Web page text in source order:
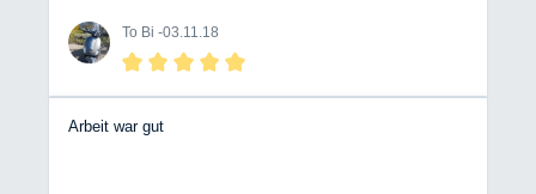
To Bi -03.11.18
Arbeit war gut